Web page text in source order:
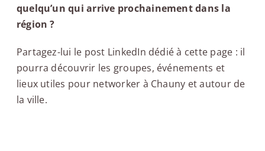
quelqu’un qui arrive prochainement dans la
région ?
Partagez-lui le post LinkedIn dédié à cette page : il
pourra découvrir les groupes, événements et
lieux utiles pour networker à Chauny et autour de
la ville.